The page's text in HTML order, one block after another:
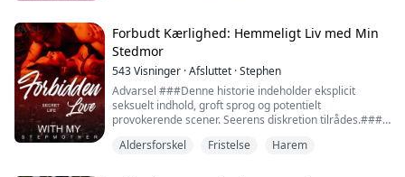
ankomst siden opkaldet," er alt, jeg hører, mens jeg
bevæger mig ind i herregården, kun for at blive mødt af
tre flotte mænd, min hals nu tør.
"...
Forbudt Kærlighed: Hemmeligt Liv med Min
Stedmor
543Visninger ·Afsluttet ·Stephen
Advarsel ###Denne historie indeholder eksplicit
seksuelt indhold, groft sprog og potentielt
provokerende scener. Seerens diskretion tilrådes.###
tophemmelig mission midt i krigens kaos, en mission
Aldersforskel Fristelse Harem